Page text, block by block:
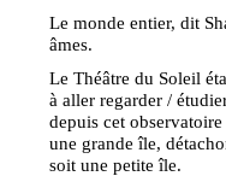
Le monde entier, dit
âmes.
Le Théâtre du Soleil
à aller regarder /
depuis cet
une grande île,
soit une petite île.